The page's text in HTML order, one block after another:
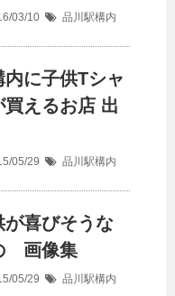
03/10 品川駅構内
内に子供Tシャ
買えるお店 出
05/29 品川駅構内
が喜びそうな
画像集
05/29 品川駅構内